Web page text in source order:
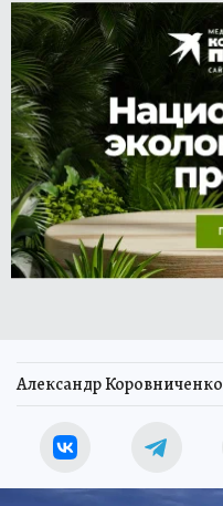
Александр Коровниченко